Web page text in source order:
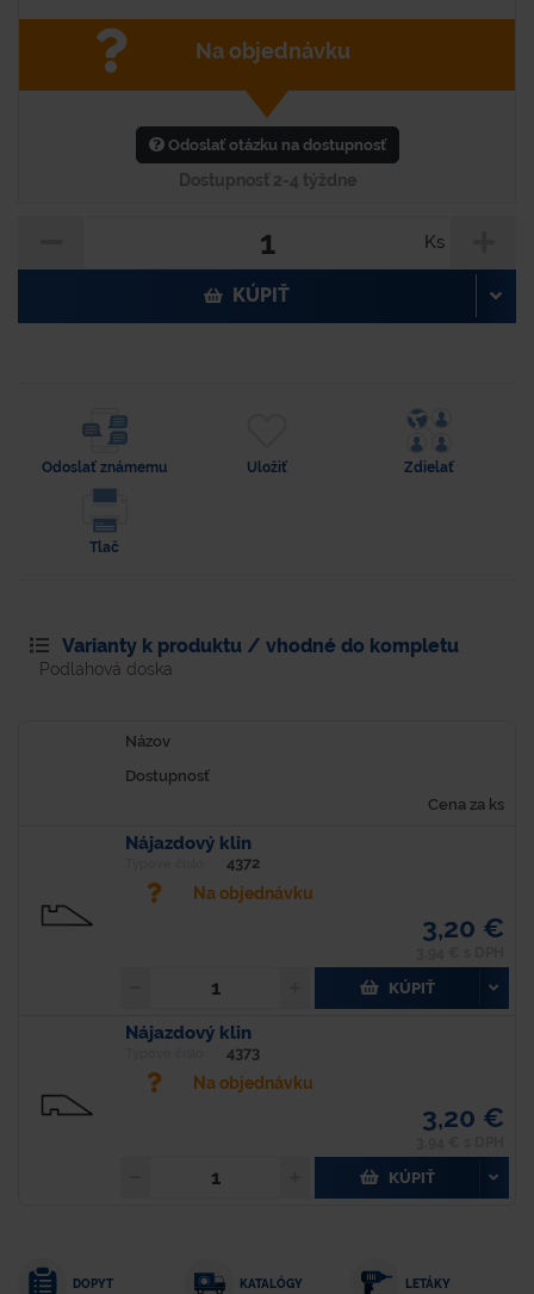
Na objednávku
Odoslať otázku na dostupnosť
Dostupnosť 2-4 týždne
Ks
KÚPIŤ
Odoslať známemu Uložiť Zdielať
Tlač
Varianty k produktu / vhodné do kompletu
Podlahová doska
Názov
Dostupnosť
Cena za ks
Nájazdový klin
4372
Na objednávku
3,20 €
KÚPIŤ
Nájazdový klin
4373
Na objednávku
3,20 €
KÚPIŤ
DOPYT KATALÓGY LETÁKY